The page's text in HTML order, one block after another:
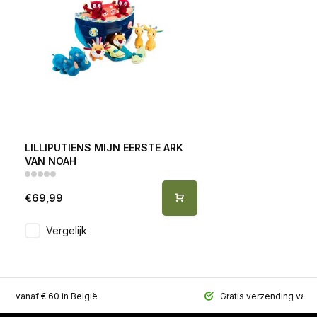
LILLIPUTIENS MIJN EERSTE ARK
VAN NOAH
€69,99
Vergelijk
vanaf € 60 in België Gratis verzending